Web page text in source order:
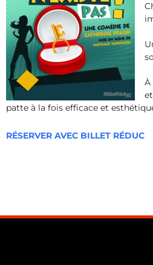
À
patte à la fois efficace et
RÉSERVER AVEC BILLET RÉDUC